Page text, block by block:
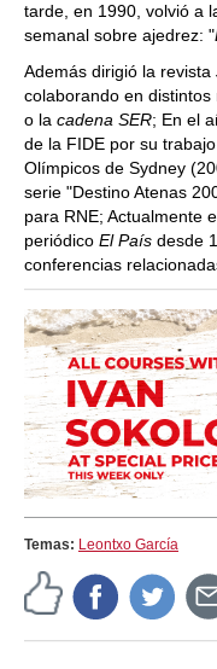
tarde, en 1990, volvió a
semanal sobre ajedrez: "
Además dirigió la revista
colaborando en
o la cadena SER; En el
de la FIDE por su
Olímpicos de Sydney
serie "Destino Atenas
para RNE; Actualmente
periódico El País desde
conferencias
Temas: Leontxo García